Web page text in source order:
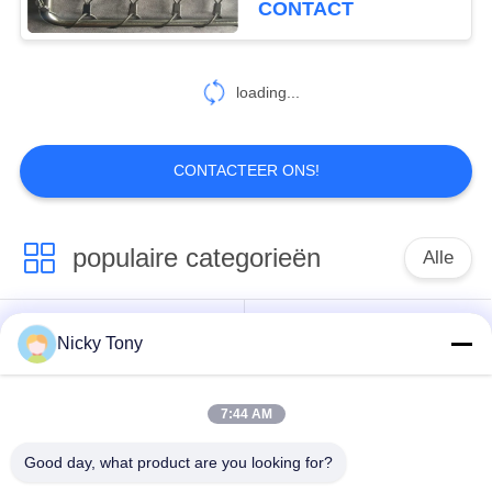
decoratief
11
het gordijn van de
kettingsverbinding
49
CONTACT
loading...
CONTACTEER ONS!
populaire categorieën Alle
Het Netwerk van de
draadkabel
Vogelhuisdraad het
Nicky Tony
7:44 AM
Good day, what product are you looking for?